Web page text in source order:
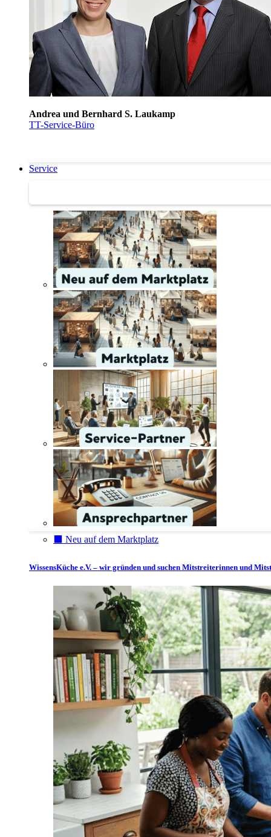
Andrea und Bernhard S. Laukamp
TT-Service-Büro
Service
⬛️ Neu auf dem Marktplatz
WissensKüche e.V. – wir gründen und suchen Mitstreiterinnen und